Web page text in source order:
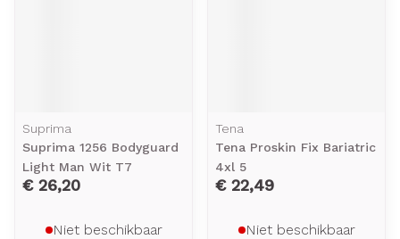
Suprima
Suprima 1256 Bodyguard
Light Man Wit T7
€ 26,20
Niet beschikbaar
Tena
Tena Proskin Fix Bariatric
4xl 5
€ 22,49
Niet beschikbaar